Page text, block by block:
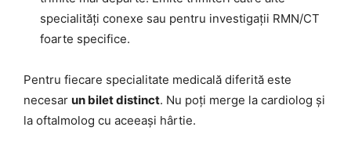
specialități conexe sau pentru investigații RMN/CT
foarte specifice.
Pentru fiecare specialitate medicală diferită este
necesar un bilet distinct. Nu poți merge la cardiolog și
la oftalmolog cu aceeași hârtie.